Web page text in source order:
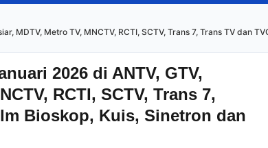
MDTV, Metro TV, MNCTV, RCTI, SCTV, Trans 7, Trans TV dan
2026 di ANTV, GTV,
RCTI, SCTV, Trans 7,
Bioskop, Kuis, Sinetron dan